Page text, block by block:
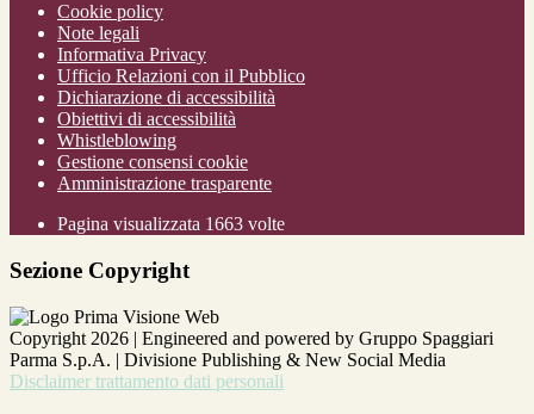
Cookie policy
Note legali
Informativa Privacy
Ufficio Relazioni con il Pubblico
Dichiarazione di accessibilità
Obiettivi di accessibilità
Whistleblowing
Gestione consensi cookie
Amministrazione trasparente
Pagina visualizzata 1663 volte
Sezione Copyright
Copyright 2026 | Engineered and powered by Gruppo Spaggiari
Parma S.p.A. | Divisione Publishing & New Social Media
Disclaimer trattamento dati personali